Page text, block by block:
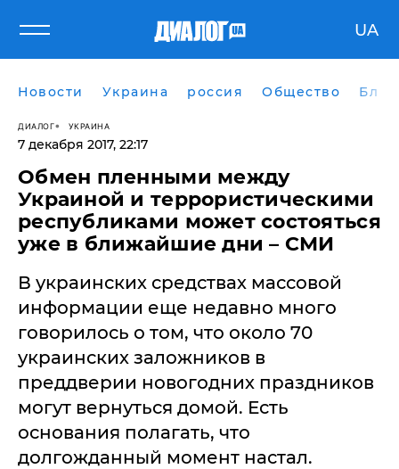
UA
Новости Украина россия Общество
ДИАЛОГ УКРАИНА
7 декабря 2017, 22:17
Обмен пленными между
Украиной и террористическими
республиками может состояться
уже в ближайшие дни – СМИ
В украинских средствах массовой
информации еще недавно много
говорилось о том, что около 70
украинских заложников в
преддверии новогодних праздников
могут вернуться домой. Есть
основания полагать, что
долгожданный момент настал.